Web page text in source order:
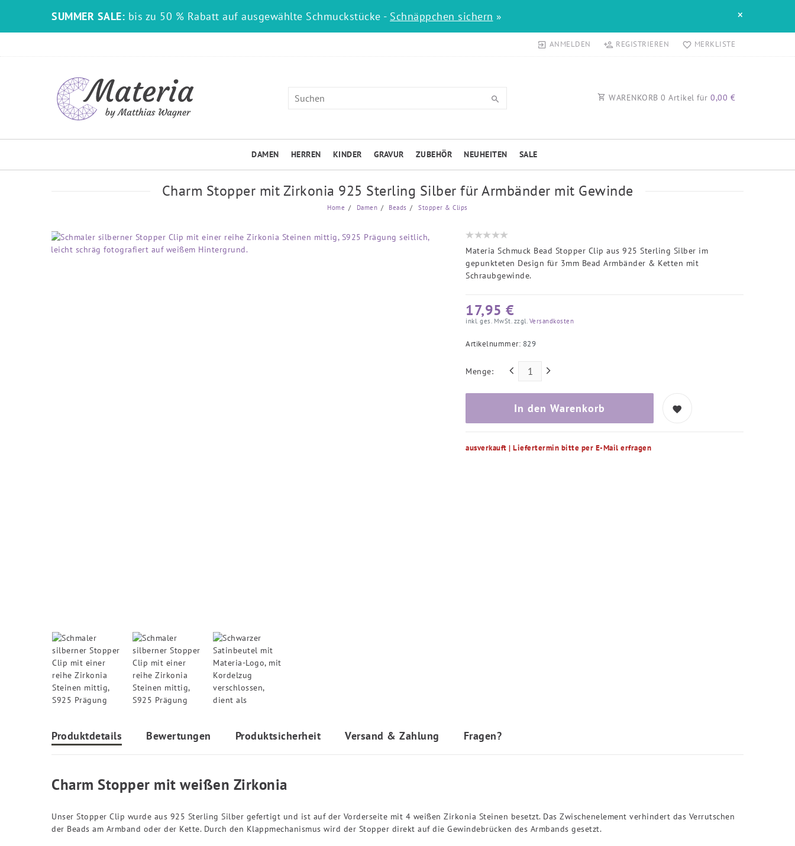
SUMMER SALE: bis zu 50 % Rabatt auf ausgewählte Schmuckstücke - Schnäppchen sichern » ×
ANMELDEN REGISTRIEREN MERKLISTE
WARENKORB 0 Artikel für 0,00 €
DAMEN HERREN KINDER GRAVUR ZUBEHÖR NEUHEITEN SALE
Charm Stopper mit Zirkonia 925 Sterling Silber für Armbänder mit Gewinde
Home Damen Beads Stopper & Clips
Materia Schmuck Bead Stopper Clip aus 925 Sterling Silber im
gepunkteten Design für 3mm Bead Armbänder & Ketten mit
Schraubgewinde.
17,95 €
inkl. ges. MwSt. zzgl.Versandkosten
Artikelnummer: 829
Menge:
In den Warenkorb
ausverkauft | Liefertermin bitte per E-Mail erfragen
Produktdetails Bewertungen Produktsicherheit Versand & Zahlung Fragen?
Charm Stopper mit weißen Zirkonia
Unser Stopper Clip wurde aus 925 Sterling Silber gefertigt und ist auf der Vorderseite mit 4 weißen Zirkonia Steinen besetzt. Das Zwischenelement verhindert das Verrutschen
der Beads am Armband oder der Kette. Durch den Klappmechanismus wird der Stopper direkt auf die Gewindebrücken des Armbands gesetzt.